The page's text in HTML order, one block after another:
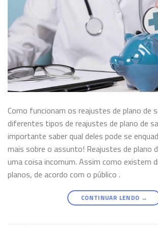
Como funcionam os reajustes de plano de
diferentes tipos de reajustes de plano de
importante saber qual deles pode se
mais sobre o assunto! Reajustes de plano
uma coisa incomum. Assim como existem
planos, de acordo com o público .
CONTINUAR LENDO →